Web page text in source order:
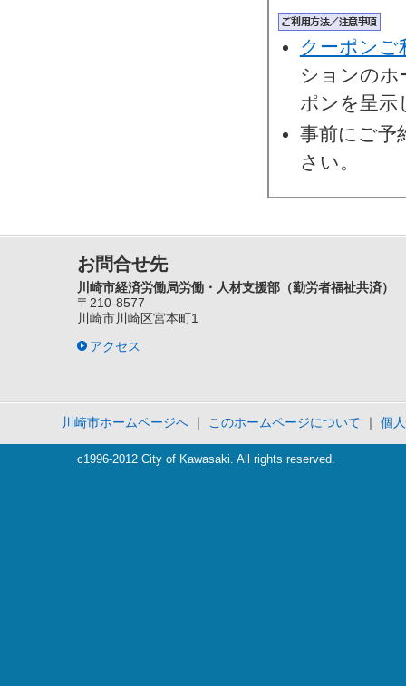
クーポンご
ションのホ
ポンを呈示
事前にご予
さい。
お問合せ先
川崎市経済労働局労働・人材支援部（勤労者福祉共済）
〒210-8577
川崎市川崎区宮本町1
アクセス
川崎市ホームページへ ｜ このホームページについて ｜ 個
c1996-2012 City of Kawasaki. All rights reserved.